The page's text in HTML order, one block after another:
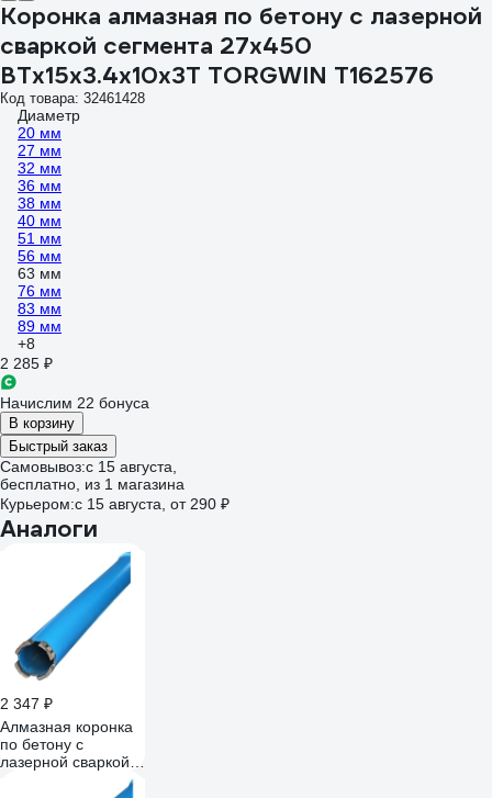
Коронка алмазная по бетону с лазерной
сваркой сегмента 27x450
ВТх15x3.4x10x3T TORGWIN T162576
Код товара: 32461428
Диаметр
20 мм
27 мм
32 мм
36 мм
38 мм
40 мм
51 мм
56 мм
63 мм
76 мм
83 мм
89 мм
+8
2 285 ₽
Начислим 22 бонуса
В корзину
Быстрый заказ
Самовывоз:c 15 августа,
бесплатно , из 1 магазина
Курьером:c 15 августа, от 290 ₽
Аналоги
2 347 ₽
Алмазная коронка
по бетону с
лазерной сваркой